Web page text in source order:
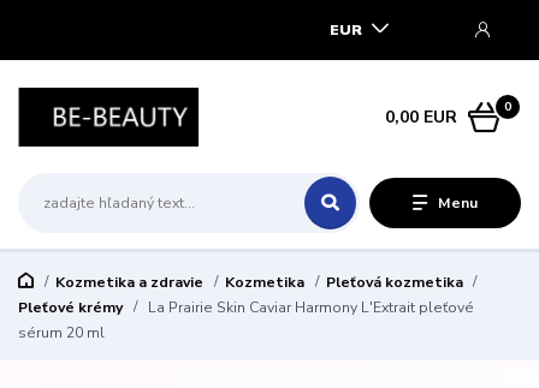
Menu
EUR
0
0,00 EUR
Kozmetika a zdravie Kozmetika
Pleťová kozmetika
Pleťové krémy
La Prairie Skin Caviar Harmony L'Extrait pleťové
sérum 20 ml